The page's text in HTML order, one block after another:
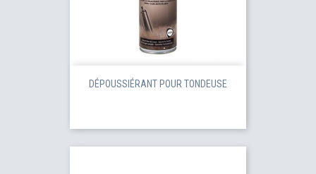
DÉPOUSSIÉRANT POUR TONDEUSE